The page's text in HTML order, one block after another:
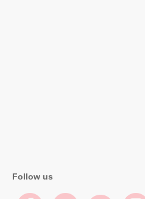
Follow us